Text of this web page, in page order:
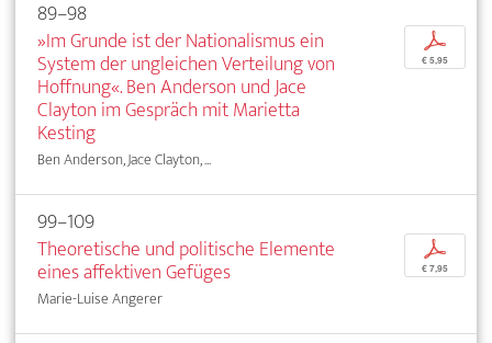
89–98
»Im Grunde ist der Nationalismus ein
System der ungleichen Verteilung von
Hoffnung«. Ben Anderson und Jace
Clayton im Gespräch mit Marietta
Kesting
Ben Anderson, Jace Clayton, ...
p
€ 5,95
99–109
Theoretische und politische Elemente
eines affektiven Gefüges
Marie-Luise Angerer
p
€ 7,95